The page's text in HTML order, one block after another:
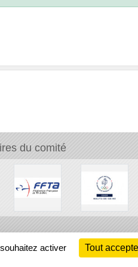
du comité
activer Tout